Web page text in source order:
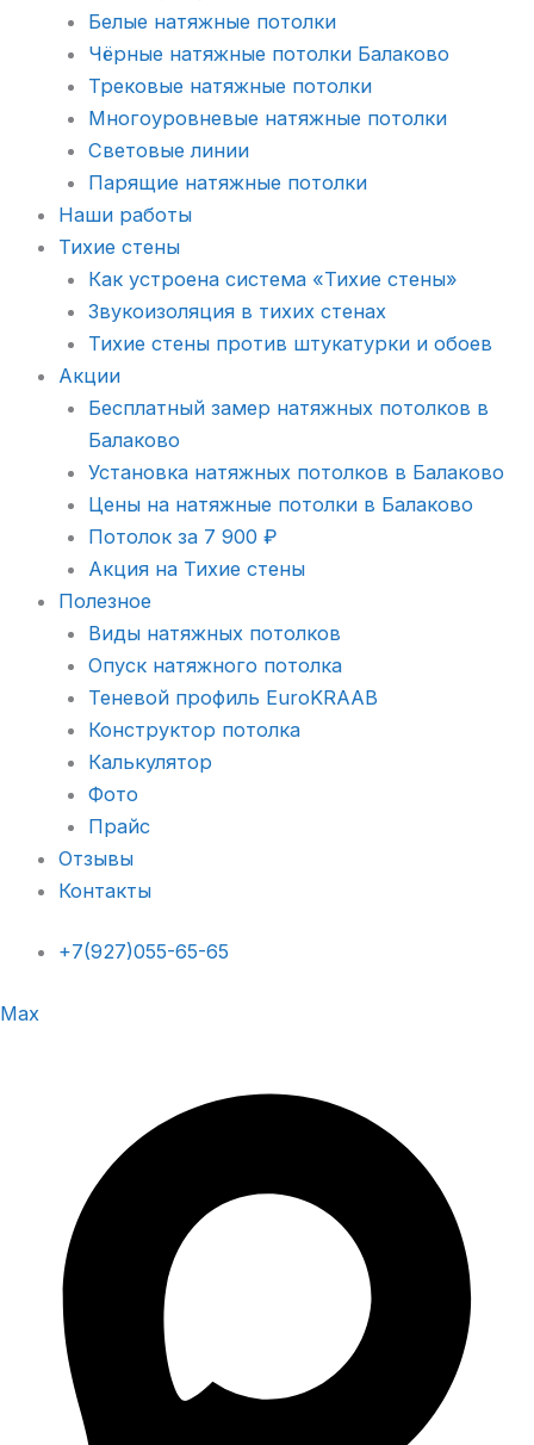
Белые натяжные потолки
Чёрные натяжные потолки Балаково
Трековые натяжные потолки
Многоуровневые натяжные потолки
Световые линии
Парящие натяжные потолки
Наши работы
Тихие стены
Как устроена система «Тихие стены»
Звукоизоляция в тихих стенах
Тихие стены против штукатурки и обоев
Акции
Бесплатный замер натяжных потолков в
Балаково
Установка натяжных потолков в Балаково
Цены на натяжные потолки в Балаково
Потолок за 7 900 ₽
Акция на Тихие стены
Полезное
Виды натяжных потолков
Опуск натяжного потолка
Теневой профиль EuroKRAAB
Конструктор потолка
Калькулятор
Фото
Прайс
Отзывы
Контакты
+7(927)055-65-65
Max